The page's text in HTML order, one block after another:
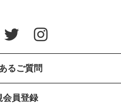
るご質問
会員登録